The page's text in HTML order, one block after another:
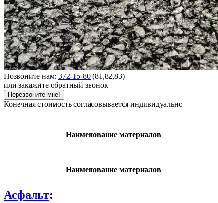
Позвоните нам: 372-15-80 (81,82,83)
или закажите обратный звонок
Перезвоните мне!
Конечная стоимость согласовывается индивидуально
Наименование материалов
Наименование материалов
Асфальт: